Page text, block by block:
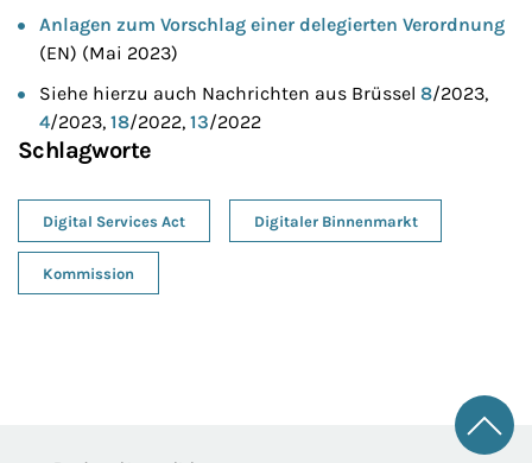
Anlagen zum Vorschlag einer delegierten Verordnung
(EN) (Mai 2023)
Siehe hierzu auch Nachrichten aus Brüssel 8/2023,
4/2023, 18/2022, 13/2022
Schlagworte
Digital Services Act Digitaler Binnenmarkt
Kommission